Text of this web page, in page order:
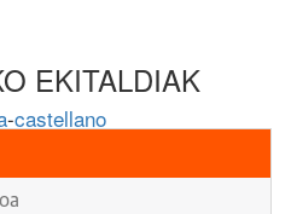
EKITALDIAK
-castellano